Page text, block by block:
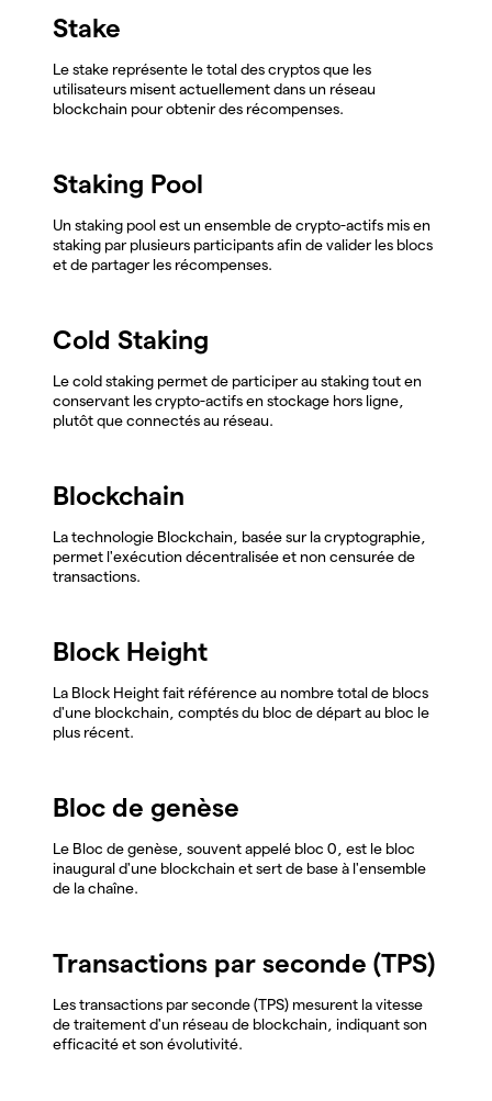
Stake
Le stake représente le total des cryptos que les
utilisateurs misent actuellement dans un réseau
blockchain pour obtenir des récompenses.
Staking Pool
Un staking pool est un ensemble de crypto-actifs mis en
staking par plusieurs participants afin de valider les blocs
et de partager les récompenses.
Cold Staking
Le cold staking permet de participer au staking tout en
conservant les crypto-actifs en stockage hors ligne,
plutôt que connectés au réseau.
Blockchain
La technologie Blockchain, basée sur la cryptographie,
permet l'exécution décentralisée et non censurée de
transactions.
Block Height
La Block Height fait référence au nombre total de blocs
d'une blockchain, comptés du bloc de départ au bloc le
plus récent.
Bloc de genèse
Le Bloc de genèse, souvent appelé bloc 0, est le bloc
inaugural d'une blockchain et sert de base à l'ensemble
de la chaîne.
Transactions par seconde (TPS)
Les transactions par seconde (TPS) mesurent la vitesse
de traitement d'un réseau de blockchain, indiquant son
efficacité et son évolutivité.